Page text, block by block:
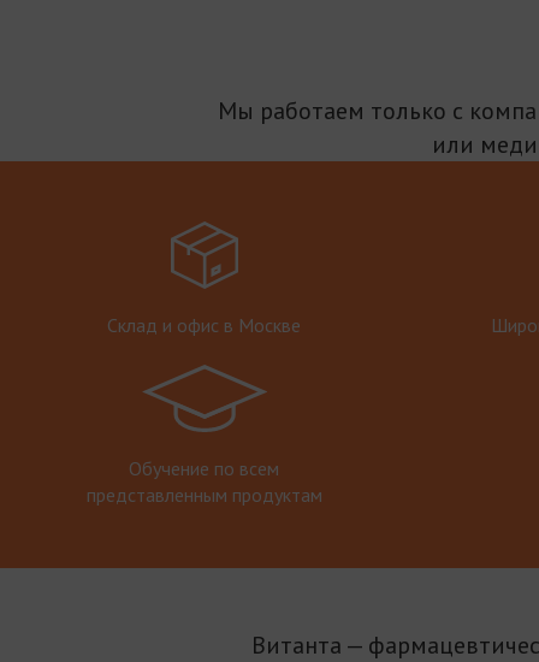
Мы работаем только с
или
Склад и офис в Москве
Обучение по всем
представленным продуктам
Витанта —